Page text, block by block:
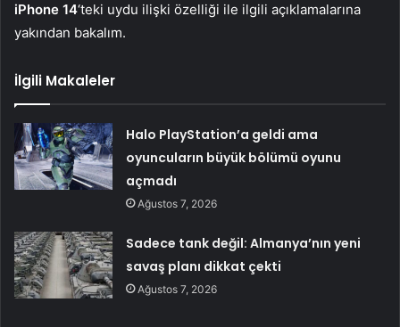
iPhone 14‘teki uydu ilişki özelliği ile ilgili açıklamalarına
yakından bakalım.
İlgili Makaleler
Halo PlayStation’a geldi ama
oyuncuların büyük bölümü oyunu
açmadı
Ağustos 7, 2026
Sadece tank değil: Almanya’nın yeni
savaş planı dikkat çekti
Ağustos 7, 2026